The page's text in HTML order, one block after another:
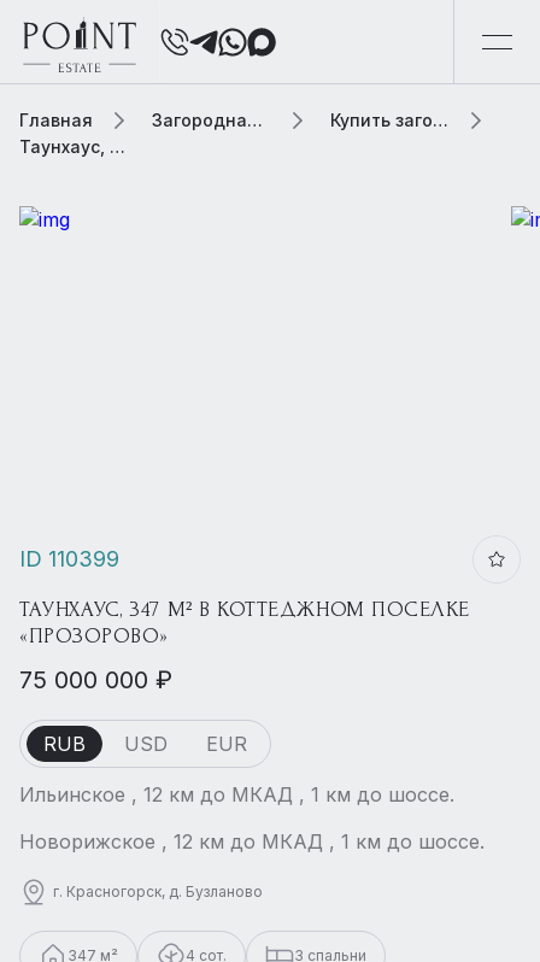
Главная Загородная элитная недвижимость
Купить загородную элитную недвижимость
Таунхаус, 347 м² В коттеджном поселке «Прозорово»
ID 110399
ТАУНХАУС, 347 М² В КОТТЕДЖНОМ ПОСЕЛКЕ
«ПРОЗОРОВО»
75 000 000 ₽
RUB USD EUR
Ильинское , 12 км до МКАД , 1 км до шоссе.
Новорижское , 12 км до МКАД , 1 км до шоссе.
г. Красногорск, д. Бузланово
347 м² 4 сот. 3 спальни